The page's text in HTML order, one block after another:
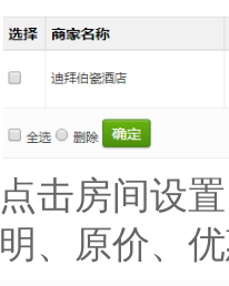
点击房间设
明、原价、